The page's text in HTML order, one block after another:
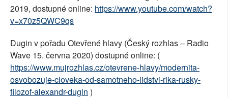
2019, dostupné online: https://www.youtube.com/watch?
v=x70z5QWC9qs
Dugin v pořadu Otevřené hlavy (Český rozhlas – Radio
Wave 15. června 2020) dostupné online: (
https://www.mujrozhlas.cz/otevrene-hlavy/modernita-
osvobozuje-cloveka-od-samotneho-lidstvi-rika-rusky-
filozof-alexandr-dugin )